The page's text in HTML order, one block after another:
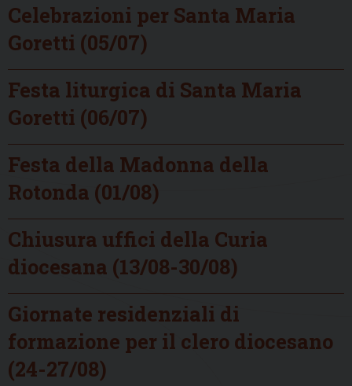
Celebrazioni per Santa Maria
Goretti (05/07)
Festa liturgica di Santa Maria
Goretti (06/07)
Festa della Madonna della
Rotonda (01/08)
Chiusura uffici della Curia
diocesana (13/08-30/08)
Giornate residenziali di
formazione per il clero diocesano
(24-27/08)